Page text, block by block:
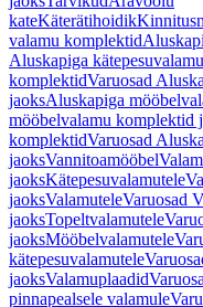
kateKäterätihoidik
valamu komplektid
Aluskapiga
komplektidVaruosad
jaoksAluskapiga
mööbelvalamu komplektid
komplektidVaruosad
jaoksVannitoamööbel
jaoksKätepesuvalamutele
jaoksValamuteleVaruosad
jaoksTopeltvalamutele
jaoksMööbelvalamutele
kätepesuvalamutele
jaoksValamuplaadid
pinnapealsele valamule